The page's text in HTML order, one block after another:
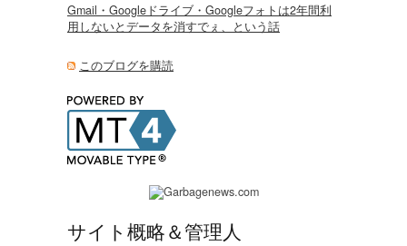
Gmail・Googleドライブ・Googleフォトは2年間利
用しないとデータを消すでぇ、という話
このブログを購読
サイト概略＆管理人